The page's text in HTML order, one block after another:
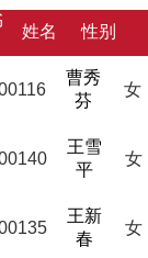
姓名 性别
曹秀
芬
女
王雪
平
女
王新
春
女